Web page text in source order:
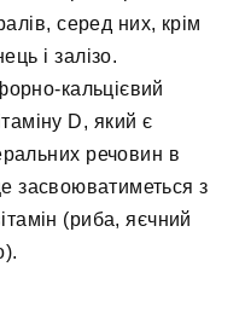
серед них, крім
і залізо.
кальцієвий
D, який є
речовин в
засвоюватиметься з
(риба, яєчний